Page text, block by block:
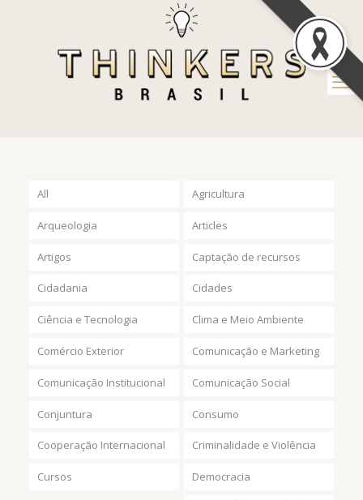
All Agricultura
Arqueologia Articles
Artigos Captação de recursos
Cidadania Cidades
Ciência e Tecnologia Clima e Meio Ambiente
Comércio Exterior Comunicação e Marketing
Comunicação Institucional Comunicação Social
Conjuntura Consumo
Cooperação Internacional Criminalidade e Violência
Cursos Democracia